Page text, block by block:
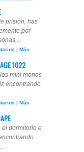
prisión, has
por
| Más
1022
mini monos
encontrando
| Más
el dormitorio e